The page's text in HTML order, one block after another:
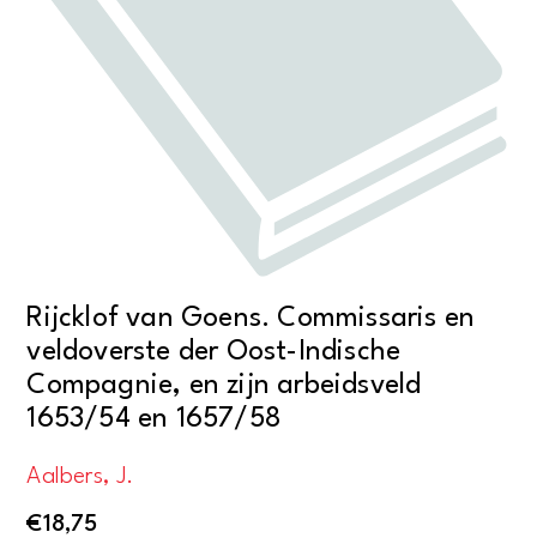
Rijcklof van Goens. Commissaris en
veldoverste der Oost-Indische
Compagnie, en zijn arbeidsveld
1653/54 en 1657/58
Aalbers, J.
€18,75